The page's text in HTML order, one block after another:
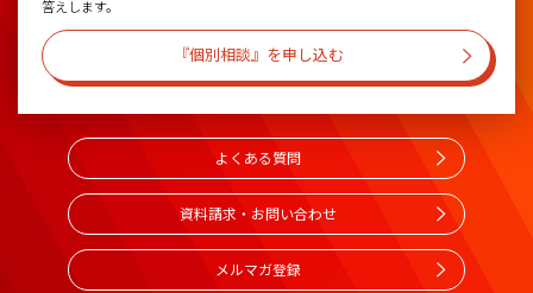
答えします。
『個別相談』を申し込む
よくある質問
資料請求・お問い合わせ
メルマガ登録